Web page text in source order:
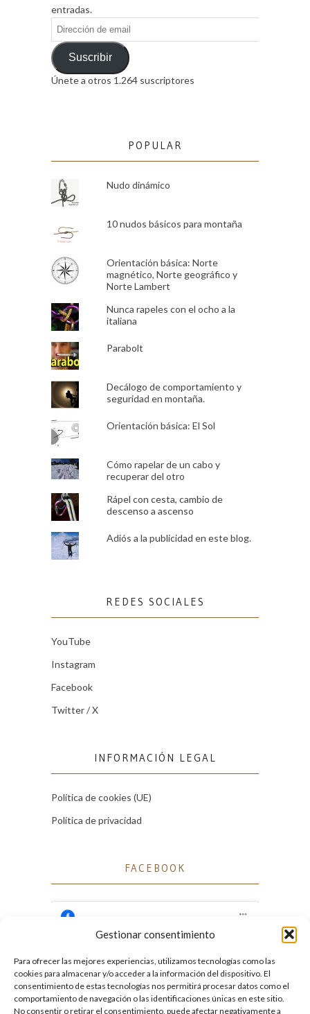
Gestionar consentimiento
Para ofrecer las mejores experiencias, utilizamos tecnologías como las
cookies para almacenar y/o acceder a la información del dispositivo. El
consentimiento de estas tecnologías nos permitirá procesar datos como el
comportamiento de navegación o las identificaciones únicas en este sitio.
No consentir o retirar el consentimiento, puede afectar negativamente a
entradas.
Dirección
de
emailSuscribir
Únete a otros 1.264 suscriptores
POPULAR
Nudo dinámico
10 nudos básicos para montaña
Orientación básica: Norte
magnético, Norte geográfico y
Norte Lambert
Nunca rapeles con el ocho a la
italiana
Parabolt
Decálogo de comportamiento y
seguridad en montaña.
Orientación básica: El Sol
Cómo rapelar de un cabo y
recuperar del otro
Rápel con cesta, cambio de
descenso a ascenso
Adiós a la publicidad en este blog.
REDES SOCIALES
YouTube
Instagram
Facebook
Twitter / X
INFORMACIÓN LEGAL
Política de cookies (UE)
Política de privacidad
FACEBOOK
Facebook
Haz clic para aceptar cookies de marketing
y permitir este contenido